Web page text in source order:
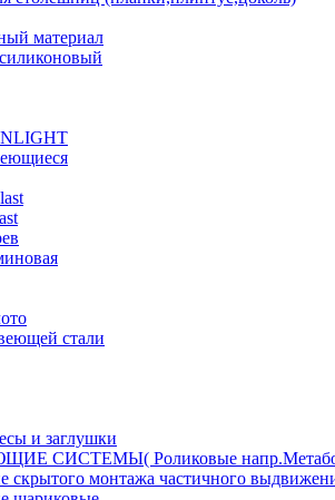
материал
стали
и заглушки
СИСТЕМЫ( Роликовые
скрытого монтажа частичного